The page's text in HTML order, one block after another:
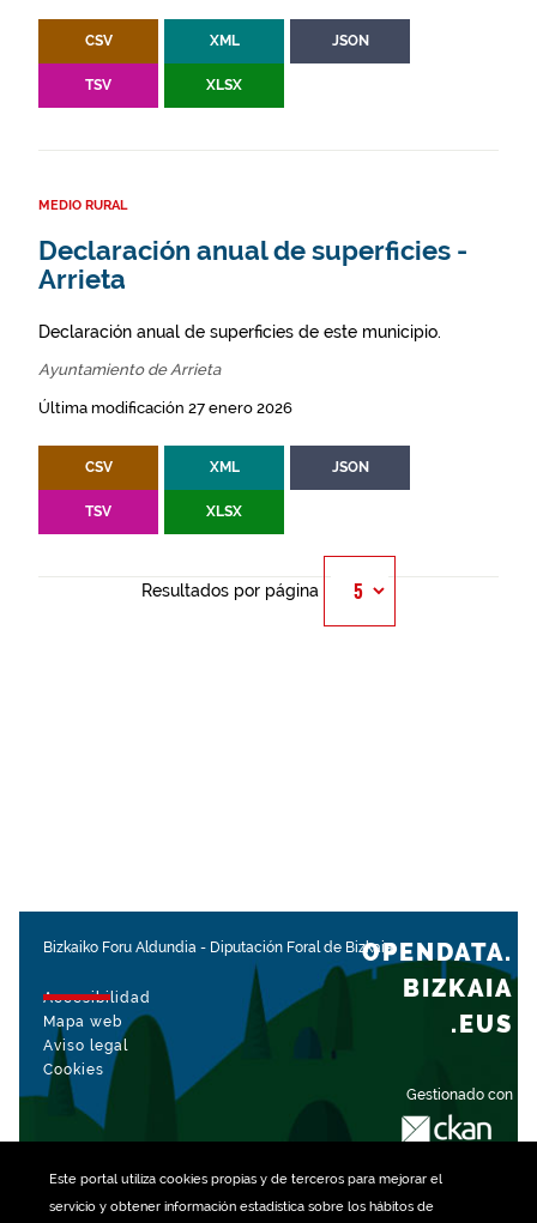
Este portal utiliza cookiespropias y de terceros para mejorar el
servicio y obtener información estadística sobre los hábitos de
CSV XML JSON
TSV XLSX
MEDIO RURAL
Declaración anual de superficies -
Arrieta
Declaración anual de superficies de este municipio.
Ayuntamiento de Arrieta
Última modificación 27 enero 2026
CSV XML JSON
TSV XLSX
Resultados por página
Bizkaiko Foru Aldundia - Diputación Foral de Bizkaia
Accesibilidad
Mapa web
Aviso legal
Cookies
Gestionado con
OPENDATA.
BIZKAIA
.EUS